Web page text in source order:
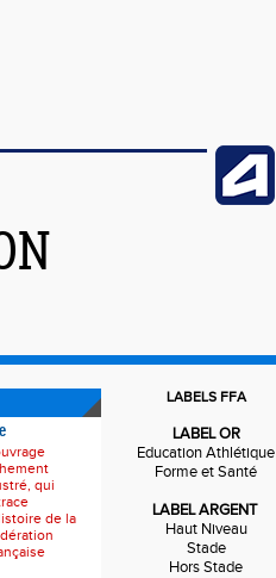
qui
de la
LABELS FFA
LABEL OR
Education Athlétique
Forme et Santé
LABEL ARGENT
Haut Niveau
Stade
Hors Stade